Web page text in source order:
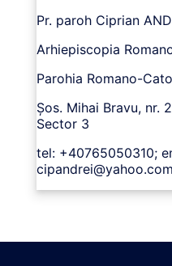
Pr. paroh Ciprian
Arhiepiscopia
Parohia Romano-
Șos. Mihai Bravu, nr.
Sector 3
tel: +40765050310;
cipandrei@yahoo.com